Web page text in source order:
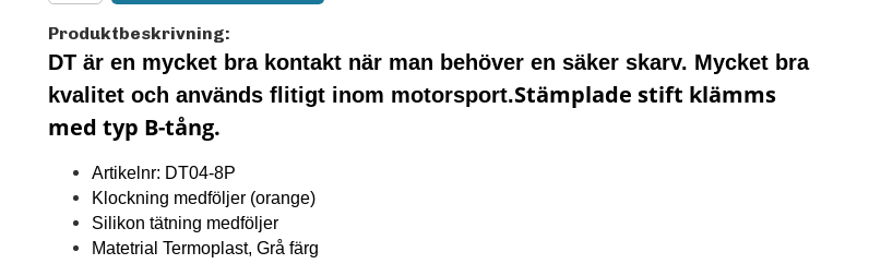
Produktbeskrivning:
DT är en mycket bra kontakt när man behöver en säker skarv. Mycket bra
kvalitet och används flitigt inom motorsport.Stämplade stift klämms
med typ B-tång.
Artikelnr: DT04-8P
Klockning medföljer (orange)
Silikon tätning medföljer
Matetrial Termoplast, Grå färg